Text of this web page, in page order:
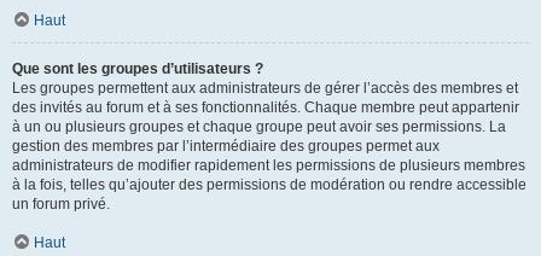
Haut
Que sont les groupes d’utilisateurs ?
Les groupes permettent aux administrateurs de gérer l’accès des membres et
des invités au forum et à ses fonctionnalités. Chaque membre peut appartenir
à un ou plusieurs groupes et chaque groupe peut avoir ses permissions. La
gestion des membres par l’intermédiaire des groupes permet aux
administrateurs de modifier rapidement les permissions de plusieurs membres
à la fois, telles qu’ajouter des permissions de modération ou rendre accessible
un forum privé.
Haut